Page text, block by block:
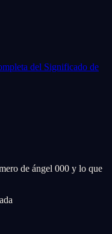
del Significado de
de ángel 000 y lo que